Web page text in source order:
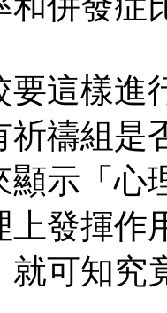
要這樣進
祈禱組是
顯示「心
上發揮作
就可知究